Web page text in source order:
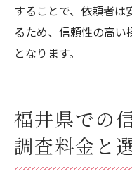
することで、依頼者は
るため、信頼性の高
となります。
福井県での
調査料金と